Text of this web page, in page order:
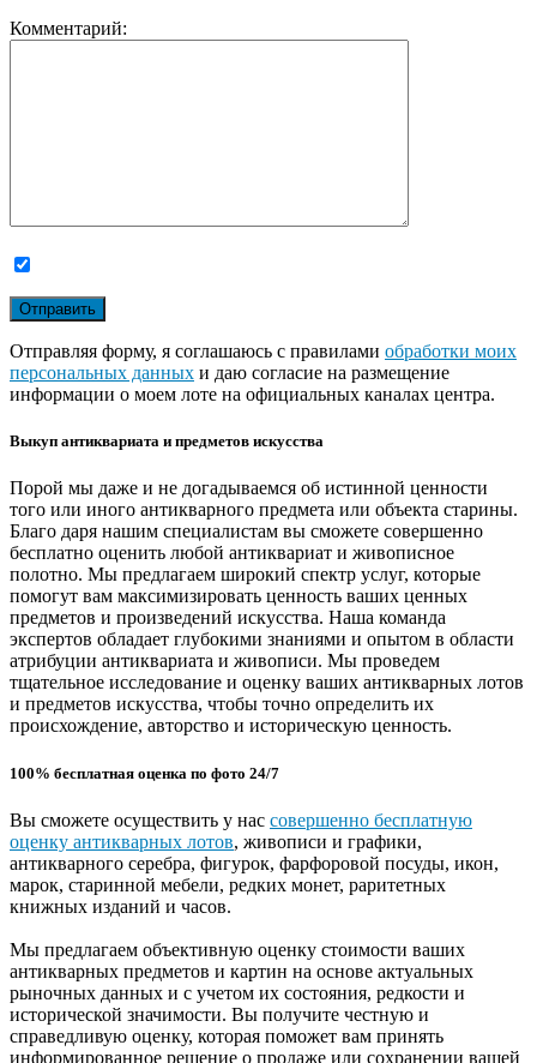
Комментарий:
Отправляя форму, я соглашаюсь с правилами обработки моих
персональных данных и даю согласие на размещение
информации о моем лоте на официальных каналах центра.
Выкуп антиквариата и предметов искусства
Порой мы даже и не догадываемся об истинной ценности
того или иного антикварного предмета или объекта старины.
Благо даря нашим специалистам вы сможете совершенно
бесплатно оценить любой антиквариат и живописное
полотно. Мы предлагаем широкий спектр услуг, которые
помогут вам максимизировать ценность ваших ценных
предметов и произведений искусства. Наша команда
экспертов обладает глубокими знаниями и опытом в области
атрибуции антиквариата и живописи. Мы проведем
тщательное исследование и оценку ваших антикварных лотов
и предметов искусства, чтобы точно определить их
происхождение, авторство и историческую ценность.
100% бесплатная оценка по фото 24/7
Вы сможете осуществить у нас совершенно бесплатную
оценку антикварных лотов, живописи и графики,
антикварного серебра, фигурок, фарфоровой посуды, икон,
марок, старинной мебели, редких монет, раритетных
книжных изданий и часов.
Мы предлагаем объективную оценку стоимости ваших
антикварных предметов и картин на основе актуальных
рыночных данных и с учетом их состояния, редкости и
исторической значимости. Вы получите честную и
справедливую оценку, которая поможет вам принять
информированное решение о продаже или сохранении вашей